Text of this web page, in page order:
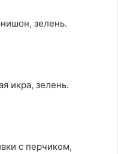
зелень.
икра, зелень.
с перчиком,